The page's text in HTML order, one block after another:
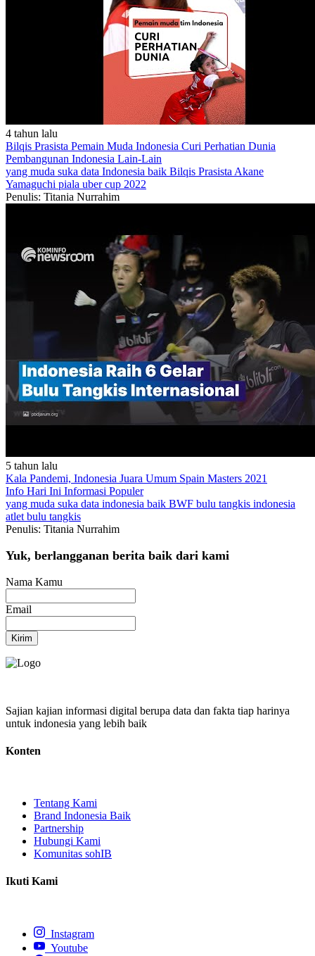
4 tahun lalu
Bilqis Prasista Pemain Muda Indonesia Curi Perhatian Dunia
Pembangunan Indonesia Lain-Lain
yang muda suka data Indonesia baik Bilqis Prasista Akane
Yamaguchi piala uber cup 2022
Penulis: Titania Nurrahim
5 tahun lalu
Kala Pandemi, Indonesia Juara Umum Spain Masters 2021
Info Hari Ini Informasi Populer
yang muda suka data indonesia baik BWF bulu tangkis indonesia
atlet bulu tangkis
Penulis: Titania Nurrahim
Yuk, berlangganan berita baik dari kami
Nama Kamu
Email
Kirim
Sajian kajian informasi digital berupa data dan fakta tiap harinya
untuk indonesia yang lebih baik
Konten
Tentang Kami
Brand Indonesia Baik
Partnership
Hubungi Kami
Komunitas sohIB
Ikuti Kami
Instagram
Youtube